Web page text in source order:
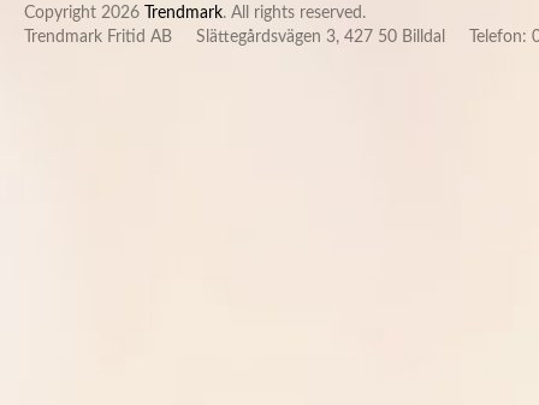
Copyright 2026 Trendmark. All rights reserved.
Trendmark Fritid AB
Slättegårdsvägen 3, 427 50 Billdal Telefon: